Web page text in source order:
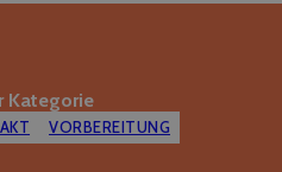
Kategorie
VORBEREITUNG